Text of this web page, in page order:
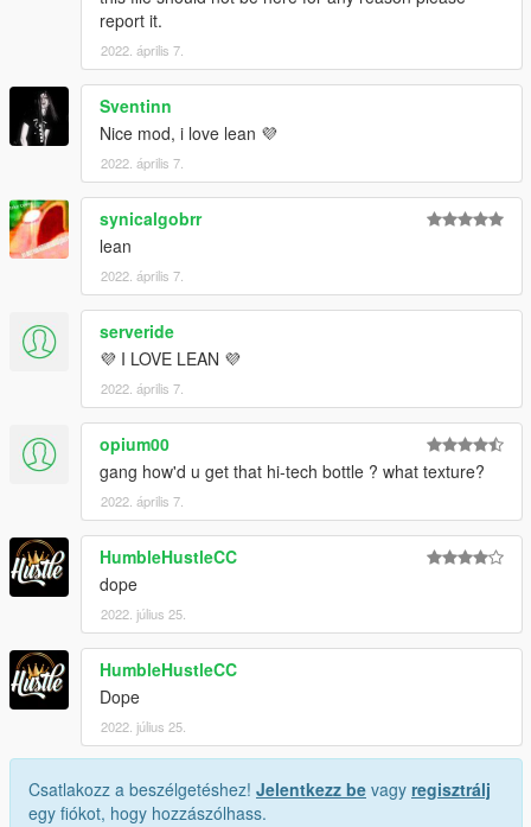
report it.
2022. április 7.
Sventinn
Nice mod, i love lean 💜
2022. április 7.
synicalgobrr
lean
2022. április 7.
serveride
💜 I LOVE LEAN 💜
2022. április 7.
opium00
gang how'd u get that hi-tech bottle ? what texture?
2022. április 7.
HumbleHustleCC
dope
2022. július 25.
HumbleHustleCC
Dope
2022. július 25.
Csatlakozz a beszélgetéshez! Jelentkezz be vagy regisztrálj
egy fiókot, hogy hozzászólhass.